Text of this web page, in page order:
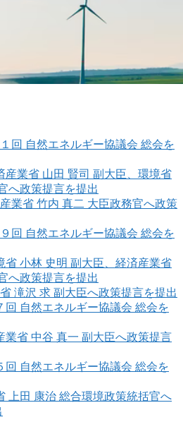
回 自然エネルギー協議会 総会を
産業省 山田 賢司 副大臣、環境省
へ政策提言を提出
業省 竹内 真二 大臣政務官へ政策
回 自然エネルギー協議会 総会を
省 小林 史明 副大臣、経済産業省
へ政策提言を提出
滝沢 求 副大臣へ政策提言を提出
回 自然エネルギー協議会 総会を
業省 中谷 真一 副大臣へ政策提言
回 自然エネルギー協議会 総会を
上田 康治 総合環境政策統括官へ